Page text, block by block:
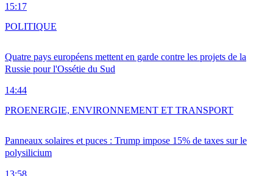
15:17
Quatre pays européens mettent en garde contre les projets de la
Russie pour l'Ossétie du Sud
14:44
POLITIQUE
Panneaux solaires et puces : Trump impose 15% de taxes sur le
polysilicium
13:58
PROENERGIE, ENVIRONNEMENT ET TRANSPORT